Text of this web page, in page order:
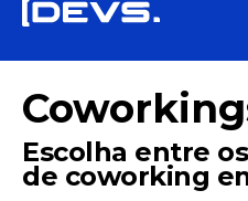
Escolha entre
de coworking